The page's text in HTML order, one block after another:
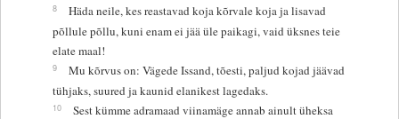
8
Häda neile, kes reastavad koja kõrvale koja ja lisavad
põllule põllu, kuni enam ei jää üle paikagi, vaid üksnes teie
elate maal!
9
Mu kõrvus on: Vägede Issand, tõesti, paljud kojad jäävad
tühjaks, suured ja kaunid elanikest lagedaks.
10
Sest kümme adramaad viinamäge annab ainult üheksa